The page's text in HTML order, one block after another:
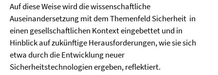
Auf diese Weise wird die wissenschaftliche
Auseinandersetzung mit dem Themenfeld Sicherheit in
einen gesellschaftlichen Kontext eingebettet und in
Hinblick auf zukünftige Herausforderungen, wie sie sich
etwa durch die Entwicklung neuer
Sicherheitstechnologien ergeben, reflektiert.